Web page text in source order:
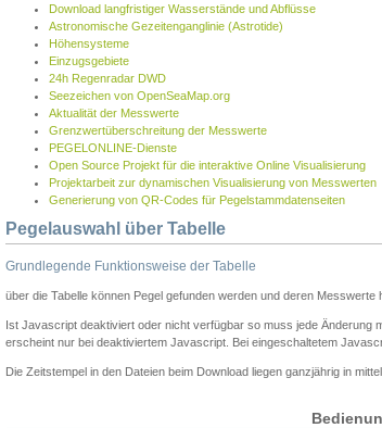
Download langfristiger Wasserstände und Abflüsse
Astronomische Gezeitenganglinie (Astrotide)
Höhensysteme
Einzugsgebiete
24h Regenradar DWD
Seezeichen von OpenSeaMap.org
Aktualität der Messwerte
Grenzwertüberschreitung der Messwerte
PEGELONLINE-Dienste
Open Source Projekt für die interaktive Online Visualisierung
Projektarbeit zur dynamischen Visualisierung von Messwerten
Generierung von QR-Codes für Pegelstammdatenseiten
Pegelauswahl über Tabelle
Grundlegende Funktionsweise der Tabelle
über die Tabelle können Pegel gefunden werden und deren Messwerte
Ist Javascript deaktiviert oder nicht verfügbar so muss jede Änderung
erscheint nur bei deaktiviertem Javascript. Bei eingeschaltetem
Die Zeitstempel in den Dateien beim Download liegen ganzjährig in